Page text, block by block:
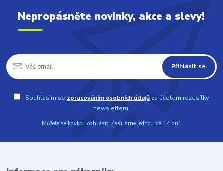
Nepropásněte novinky, akce a slevy!
Přihlásit se
Souhlasím se zpracováním osobních údajů za účelem rozesílky
newsletteru.
Můžete se kdykoli odhlásit. Zasíláme jednou za 14 dní.